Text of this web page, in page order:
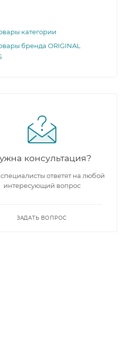
категории
бренда ORIGINAL
консультация?
ответят на любой
интересующий вопрос
ЗАДАТЬ ВОПРОС